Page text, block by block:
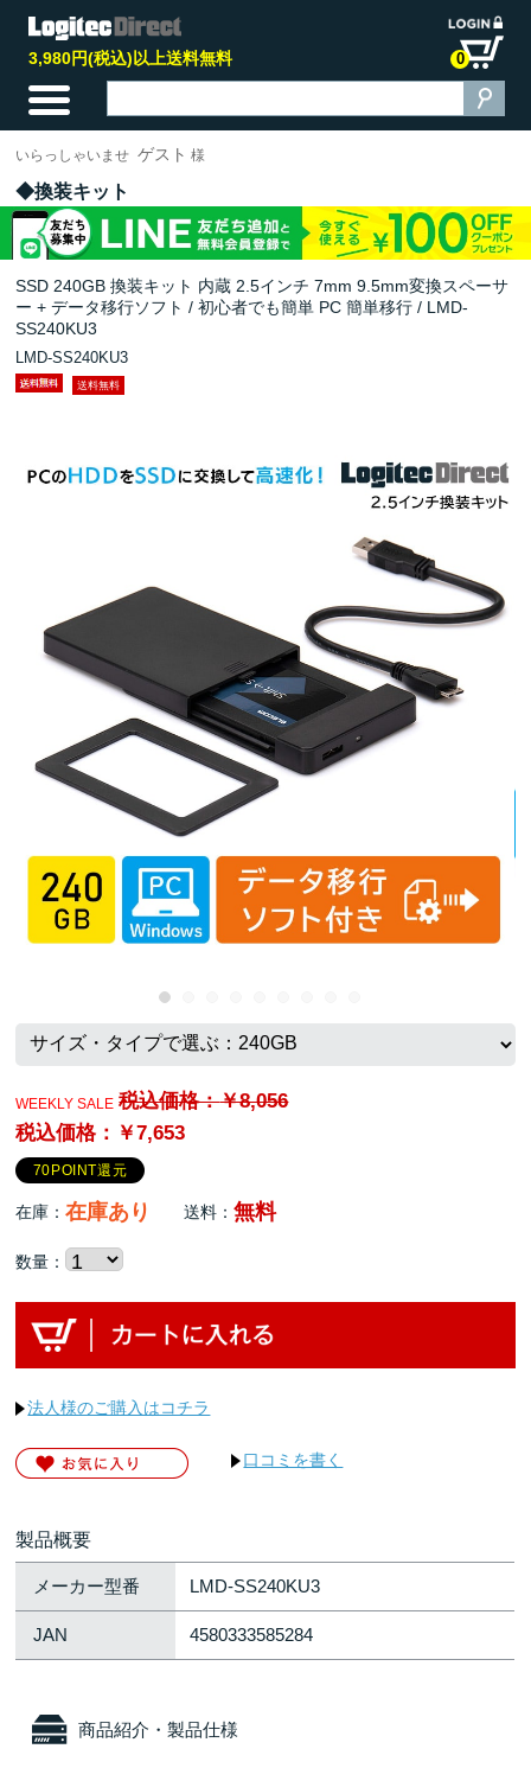
3,980円(税込)以上送料無料 0
いらっしゃいませ ゲスト 様
換装キット
SSD 240GB 換装キット 内蔵 2.5インチ 7mm 9.5mm変換スペーサ
ー + データ移行ソフト / 初心者でも簡単 PC 簡単移行 / LMD-
SS240KU3
LMD-SS240KU3
送料無料
WEEKLY SALE 税込価格：￥8,056
税込価格：￥7,653
70POINT還元
在庫：在庫あり 送料：無料
数量：
法人様のご購入はコチラ
口コミを書く
製品概要
メーカー型番 LMD-SS240KU3
JAN 4580333585284
商品紹介・製品仕様